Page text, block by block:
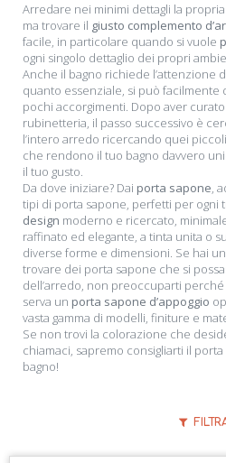
Arredare nei minimi dettagli la
ma trovare il giusto complemento
facile, in particolare quando si vuole
ogni singolo dettaglio dei propri
Anche il bagno richiede l’attenzione
quanto essenziale, si può
pochi accorgimenti. Dopo aver
rubinetteria, il passo successivo è
l’intero arredo ricercando quei
che rendono il tuo bagno davvero
il tuo gusto.
Da dove iniziare? Dai porta sapone,
tipi di porta sapone, perfetti per ogni
design moderno e ricercato,
raffinato ed elegante, a tinta unita o
diverse forme e dimensioni. Se hai
trovare dei porta sapone che si
dell’arredo, non preoccuparti perché
serva un porta sapone d’appoggio
vasta gamma di modelli, finiture e
Se non trovi la colorazione che
chiamaci, sapremo consigliarti il
bagno!